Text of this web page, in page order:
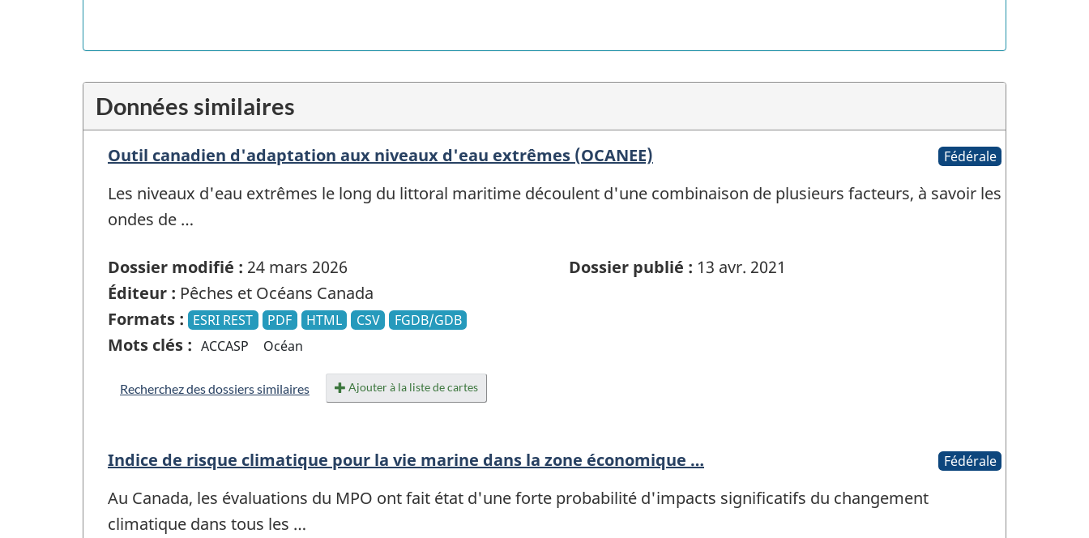
Données similaires
Outil canadien d'adaptation aux niveaux d'eau extrêmes (OCANEE) Fédérale
Les niveaux d'eau extrêmes le long du littoral maritime découlent d'une combinaison de plusieurs facteurs, à savoir les
ondes de …
Dossier modifié : 24 mars 2026 Dossier publié : 13 avr. 2021
Éditeur : Pêches et Océans Canada
Formats : ESRI REST PDF HTML CSV FGDB/GDB
Mots clés : ACCASP Océan
Recherchez des dossiers similaires Ajouter à la liste de cartes
Indice de risque climatique pour la vie marine dans la zone économique … Fédérale
Au Canada, les évaluations du MPO ont fait état d'une forte probabilité d'impacts significatifs du changement
climatique dans tous les …